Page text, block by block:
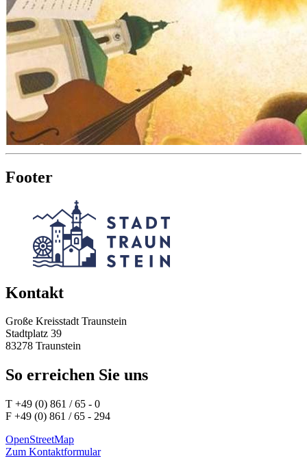
Footer
Kontakt
Große Kreisstadt Traunstein
Stadtplatz 39
83278 Traunstein
So erreichen Sie uns
T +49 (0) 861 / 65 - 0
F +49 (0) 861 / 65 - 294
OpenStreetMap
Zum Kontaktformular